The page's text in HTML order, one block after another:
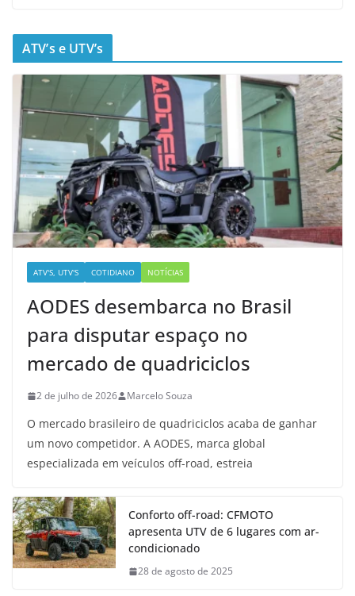
ATV’s e UTV’s
ATV'S, UTV'S COTIDIANO NOTÍCIAS
AODES desembarca no Brasil
para disputar espaço no
mercado de quadriciclos
2 de julho de 2026 Marcelo Souza
O mercado brasileiro de quadriciclos acaba de ganhar
um novo competidor. A AODES, marca global
especializada em veículos off-road, estreia
Conforto off-road: CFMOTO
apresenta UTV de 6 lugares com ar-
condicionado
28 de agosto de 2025